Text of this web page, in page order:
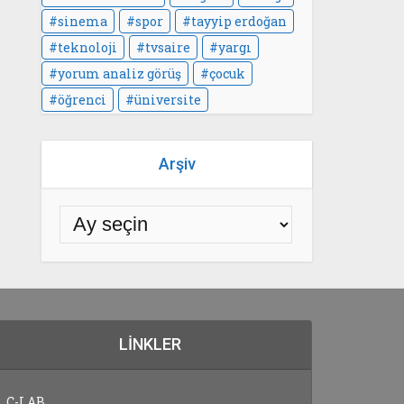
sinema
spor
tayyip erdoğan
teknoloji
tvsaire
yargı
yorum analiz görüş
çocuk
öğrenci
üniversite
Arşiv
LINKLER